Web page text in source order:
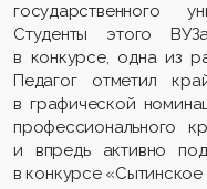
государственного
Студенты этого
в конкурсе, одна из
Педагог отметил
в графической
профессионального
и впредь активно
в конкурсе «Сытинское